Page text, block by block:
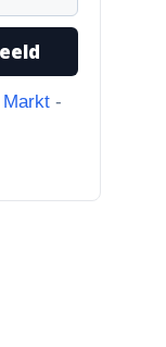
ik...”
Markt -